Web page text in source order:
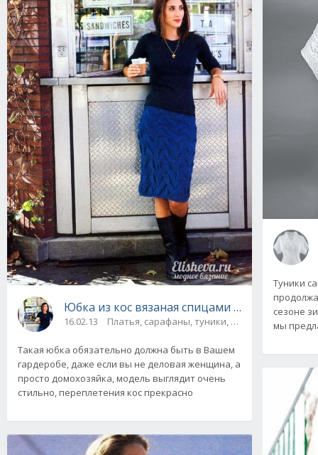
Юбка из кос вязаная спицами "Волны
16.02.13 Платья, сарафаны, туники, юбки
Такая юбка обязательно должна быть в Вашем
гардеробе, даже если вы не деловая женщина, а
просто домохозяйка, модель выглядит очень
стильно, переплетения кос прекрасно
Туники
сезоне
мы